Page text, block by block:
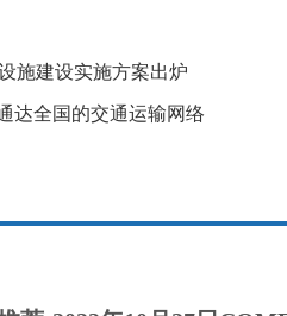
施建设实施方案出炉
达全国的交通运输网络